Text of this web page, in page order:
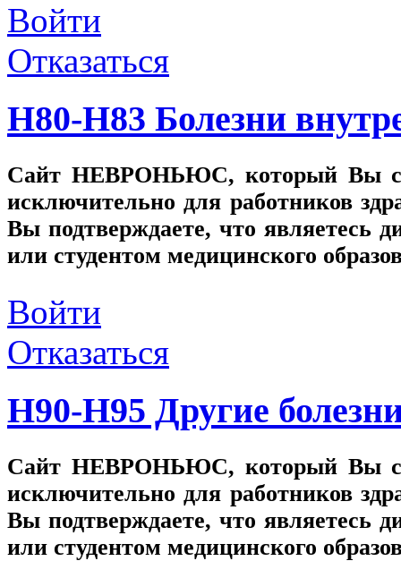
Войти
Отказаться
H80-H83 Болезни
Сайт НЕВРОНЬЮС, который Вы
исключительно для работников
Вы подтверждаете, что являетесь
или студентом медицинского
Войти
Отказаться
H90-H95 Другие
Сайт НЕВРОНЬЮС, который Вы
исключительно для работников
Вы подтверждаете, что являетесь
или студентом медицинского